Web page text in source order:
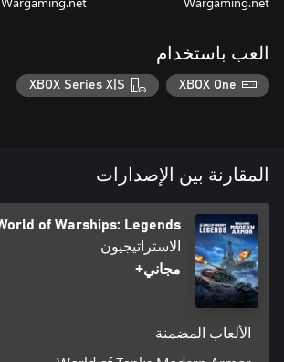
العب باستخدام
XBOX One
XBOX Series X|S
المقارنة بين الإصدارات
الاستراتيجيون
مجاني+
الألعاب المضمنة